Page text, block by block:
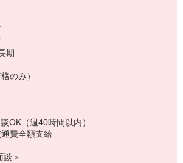
期
のみ）
OK（週40時間以内）
費全額支給
談＞